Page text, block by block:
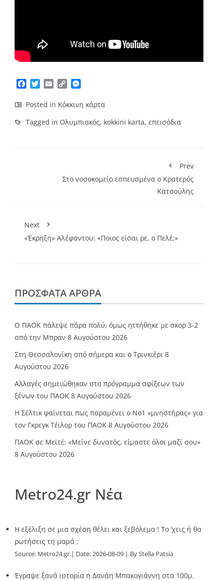
Facebook
TwitterEmailCopy
Posted in Κόκκινη κάρτα
Tagged in Ολυμπιακός, kokkini karta, επεισόδια
Prev
Στο νοσοκομείο εσπευσμένα ο Κρατερός
Κατσούλης
Next
«Έκρηξη» Αλέφαντου: «Ποιος είσαι ρε, ο Πελέ;»
ΠΡΌΣΦΑΤΑ ΆΡΘΡΑ
Ο ΠΑΟΚ πάλεψε πάρα πολύ, όμως ηττήθηκε με σκορ 3-2
από την Μπραν 8 Αυγούστου 2026
Στη Θεσσαλονίκη από σήμερα και ο Τρινκιέρι 8
Αυγούστου 2026
Αλλαγές σημειώθηκαν στο πρόγραμμα αφίξεων των
ξένων του ΠΑΟΚ 8 Αυγούστου 2026
Η Σέλτικ φαίνεται πως παραμένει ο Νο1 «μνηστήρας» για
τον Γκρεγκ Τέιλορ του ΠΑΟΚ 8 Αυγούστου 2026
ΠΑΟΚ σε Μεϊτέ: «Μείνε δυνατός, είμαστε όλοι μαζί σου»
8 Αυγούστου 2026
Metro24.gr Νέα
Η εξέλιξη σε μια σχέση θέλει και ξεβόλεμα ! Το ‘χεις ή θα
ρωτήσεις τη μαμά ;
Source: Metro24.gr Date: 2026-08-09 By Stella Patsia
Έγραψε ξανά ιστορία η Δανάη Μπακογιάννη στα 100μ.